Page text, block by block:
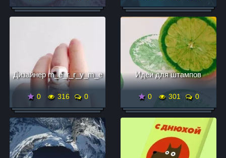
Дизайнер m_e_r_r_y_m_e
0 316 0
Идеи для штампов
0 301 0